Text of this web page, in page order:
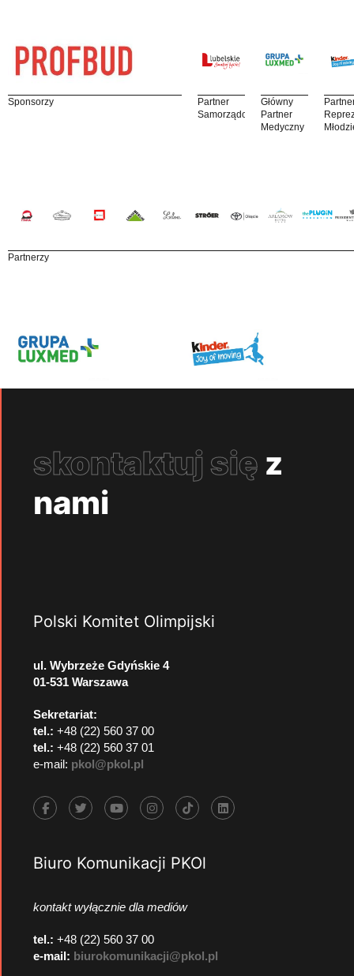
Sponsorzy
Partner
Samorządowy
Główny
Partner
Medyczny
Partnerzy
skontaktuj się z
nami
Polski Komitet Olimpijski
ul. Wybrzeże Gdyńskie 4
01-531 Warszawa
Sekretariat:
tel.: +48 (22) 560 37 00
tel.: +48 (22) 560 37 01
e-mail: pkol@pkol.pl
Biuro Komunikacji PKOl
kontakt wyłącznie dla mediów
tel.: +48 (22) 560 37 00
e-mail: biurokomunikacji@pkol.pl